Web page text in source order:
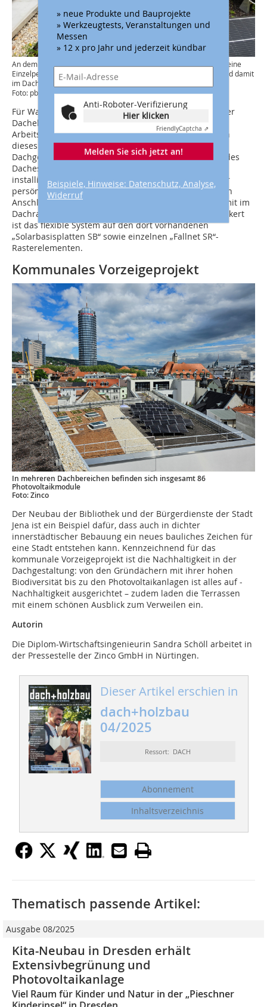
An dem umlaufenden Schienensystem „Fallnet SR Rail“ kann sich eine
Einzelperson an einem beweglichen Anschlagpunkt einhängen und damit
im Dachrandbereich Wartungsarbeiten ausführen
Foto: pbr
Für Wartungsarbeiten auf den Dächern wurden auf der
Dachebene über dem 3. OG knapp 80 lfm
Arbeitsschutzgeländer „Fallnet ASG“ installiert, da sich
dieses Pfostensystem flexibel an die unregelmäßige
Dachgeometrie anpassen ließ. In anderen Bereichen des
Daches wurden insgesamt 185 lfm „Fallnet SR Rail“
installiert. Dabei kann sich eine Einzelperson mit ihrer
persönlichen Schutzausrüstung an einem beweglichen
Anschlagpunkt des „Rail“-Systems einhängen und damit im
Dachrandbereich Wartungsarbeiten ausführen. Verankert
ist das flexible System auf den dort vorhandenen
„Solarbasisplatten SB“ sowie einzelnen „Fallnet SR“-
Rasterelementen.
Kommunales Vorzeigeprojekt
In mehreren Dachbereichen befinden sich insgesamt 86
Photovoltaikmodule
Foto: Zinco
Der Neubau der Bibliothek und der Bürgerdienste der Stadt
Jena ist ein Beispiel dafür, dass auch in dichter
innerstädtischer Bebauung ein neues bauliches Zeichen für
eine Stadt entstehen kann. Kennzeichnend für das
kommunale Vorzeigeprojekt ist die Nachhaltigkeit in der
Dachgestaltung: von den Gründächern mit ihrer hohen
Biodiversität bis zu den Photovoltaikanlagen ist alles auf ­
Nachhaltigkeit ausgerichtet – zudem laden die Terrassen
mit einem schönen Ausblick zum Verweilen ein.
Autorin
Die Diplom-Wirtschaftsingenieurin Sandra Schöll arbeitet in
der Pressestelle der Zinco GmbH in Nürtingen.
Dieser Artikel erschien in
dach+holzbau
04/2025
Ressort: DACH
Abonnement
Inhaltsverzeichnis
» neue Produkte und Bauprojekte
» Werkzeugtests, Veranstaltungen und
Messen
» 12 x pro Jahr und jederzeit kündbar
Anti-Roboter-Verifizierung
Hier klicken
FriendlyCaptcha ⇗
Melden Sie sich jetzt an!
Beispiele, Hinweise: Datenschutz, Analyse,
Widerruf
Thematisch passende Artikel:
Ausgabe 08/2025
Kita-Neubau in Dresden erhält
Extensivbegrünung und
Photovoltaikanlage
Viel Raum für Kinder und Natur in der „Pieschner